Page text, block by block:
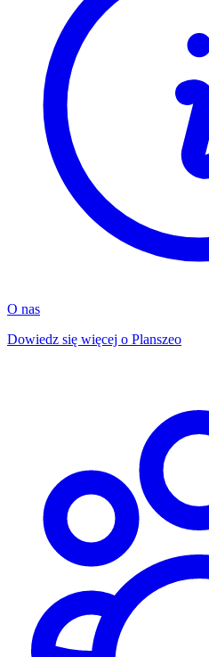
O nas
Dowiedz się więcej o Planszeo